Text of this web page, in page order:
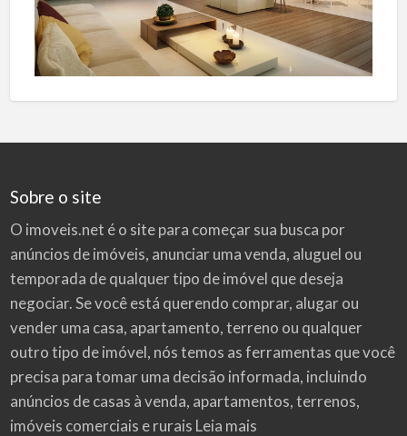
Sobre o site
O imoveis.net é o site para começar sua busca por
anúncios de imóveis, anunciar uma venda, aluguel ou
temporada de qualquer tipo de imóvel que deseja
negociar. Se você está querendo comprar, alugar ou
vender uma casa, apartamento, terreno ou qualquer
outro tipo de imóvel, nós temos as ferramentas que você
precisa para tomar uma decisão informada, incluindo
anúncios de casas à venda, apartamentos, terrenos,
imóveis comerciais e rurais Leia mais